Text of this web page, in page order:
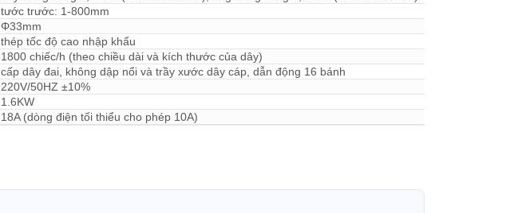
tước trước: 1-800mm
Φ33mm
thép tốc độ cao nhập khẩu
1800 chiếc/h (theo chiều dài và kích thước của dây)
cấp dây đai, không dập nổi và trầy xước dây cáp, dẫn động 16 bánh
220V/50HZ ±10%
1.6KW
18A (dòng điện tối thiểu cho phép 10A)